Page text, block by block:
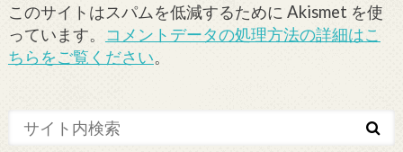
このサイトはスパムを低減するために Akismet を使
っています。 コメントデータの処理方法の詳細はこ
ちらをご覧ください。